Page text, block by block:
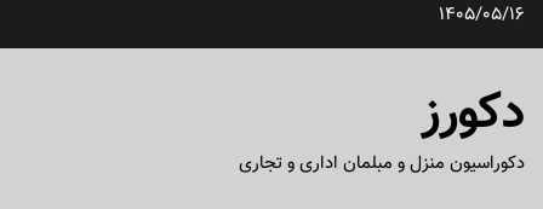
پرش1405/05/16
دکورز
دکوراسیون منزل و مبلمان اداری و تجاری